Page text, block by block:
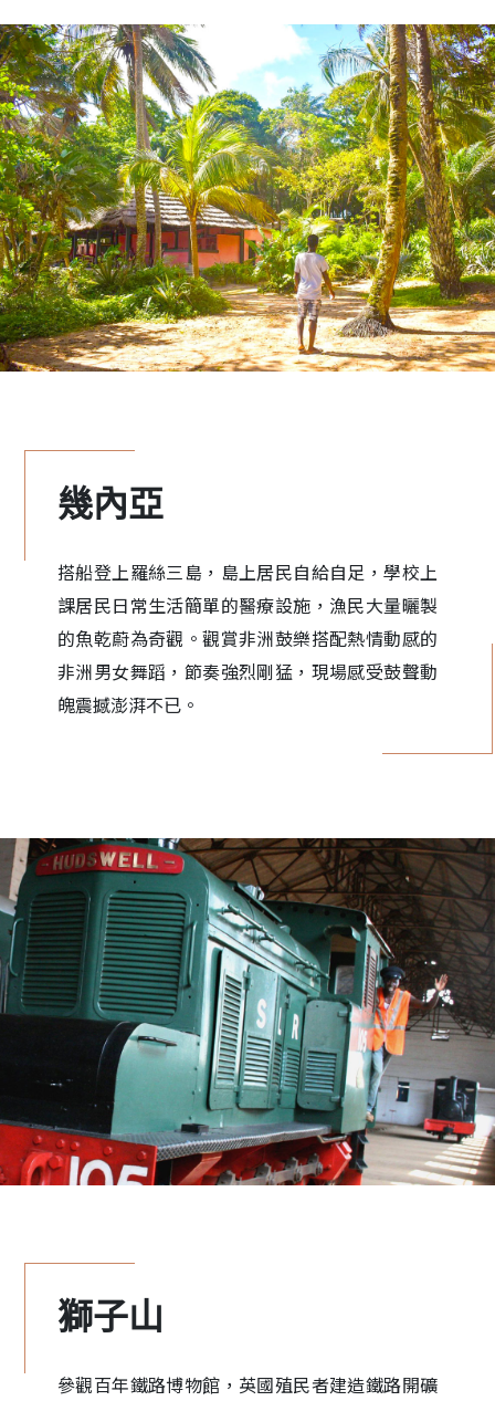
幾內亞
搭船登上羅絲三島，島上居民自給自足，學校上
課居民日常生活簡單的醫療設施，漁民大量曬製
的魚乾蔚為奇觀。觀賞非洲鼓樂搭配熱情動感的
非洲男女舞蹈，節奏強烈剛猛，現場感受鼓聲動
魄震撼澎湃不已。
獅子山
參觀百年鐵路博物館，英國殖民者建造鐵路開礦